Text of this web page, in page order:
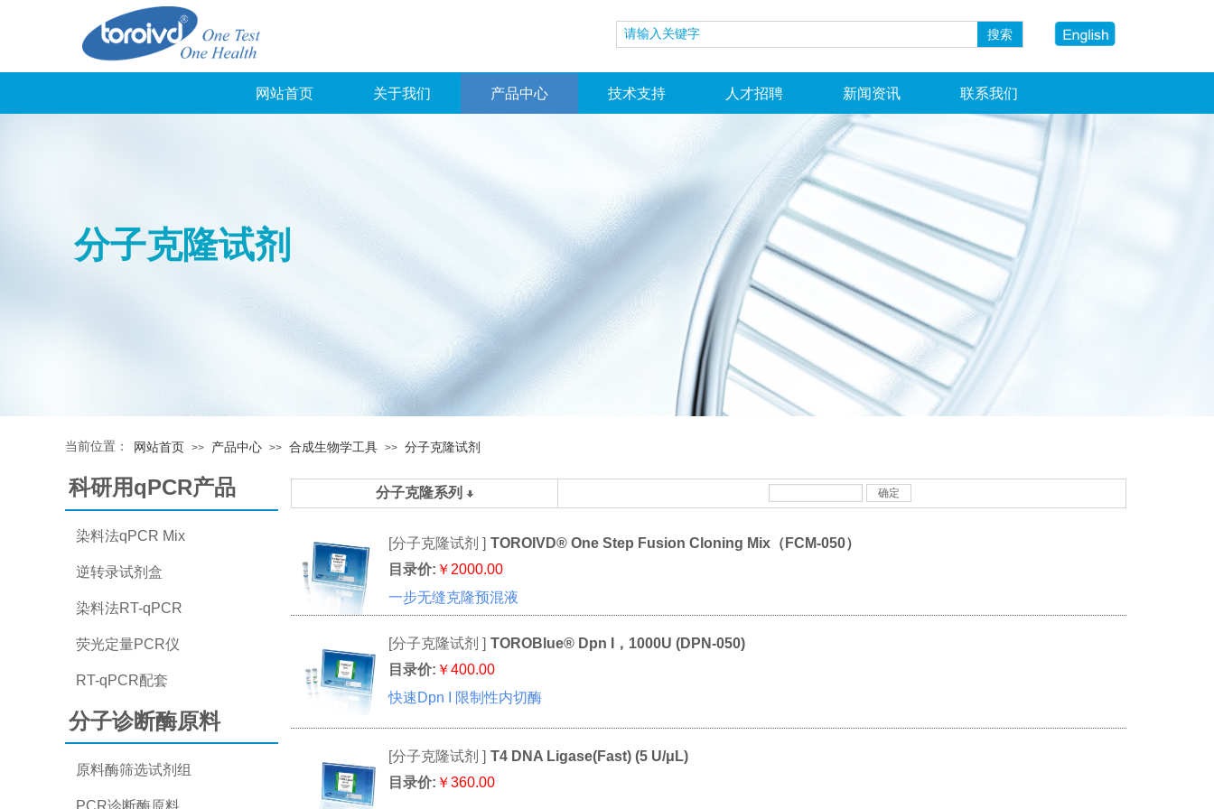
搜索
网站首页 关于我们 产品中心 技术支持 人才招聘 新闻资讯 联系我们
分子克隆试剂
当前位置： 网站首页 >> 产品中心 >> 合成生物学工具 >> 分子克隆试剂
科研用qPCR产品 分子克隆系列 确定
[分子克隆试剂 ] TOROIVD® One Step Fusion Cloning Mix（FCM-050）
目录价: ￥2000.00
一步无缝克隆预混液
[分子克隆试剂 ] TOROBlue® Dpn I，1000U (DPN-050)
目录价: ￥400.00
快速Dpn I 限制性内切酶
[分子克隆试剂 ] T4 DNA Ligase(Fast) (5 U/μL)
目录价: ￥360.00
染料法qPCR Mix
逆转录试剂盒
染料法RT-qPCR
荧光定量PCR仪
RT-qPCR配套
分子诊断酶原料
原料酶筛选试剂组
PCR诊断酶原料